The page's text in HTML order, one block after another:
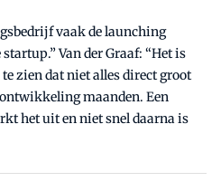
vaak de launching
Van der Graaf: “Het is
zien dat niet alles direct groot
maanden. Een
het uit en niet snel daarna is